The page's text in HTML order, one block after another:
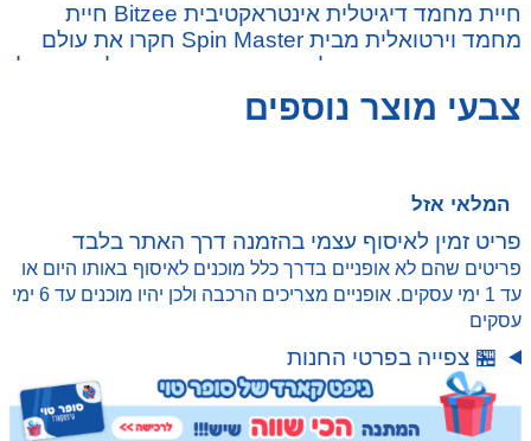
המקורי
היה:
הנוכחי
הוא:
חיית מחמד דיגיטלית אינטראקטיבית Bitzee חיית
מחמד וירטואלית מבית Spin Master חקרו את עולם
חיות המחמד הדיגיטליות. חיית מחמד דיגיטלית שתוכלו
לגעת ולהרגיש אותה. חיות מחמד אינטראקטיביות של
Bitzee מגיבות לליטוף, הטיות, ניעור ומגע עם צלילים
צבעי מוצר נוספים
המלאי אזל
פריט זמין לאיסוף עצמי בהזמנה דרך האתר בלבד
פריטים שהם לא אופניים בדרך כלל מוכנים לאיסוף באותו היום או
עד 1 ימי עסקים. אופניים מצריכים הרכבה ולכן יהיו מוכנים עד 6 ימי
עסקים
🏪 צפייה בפרטי החנות